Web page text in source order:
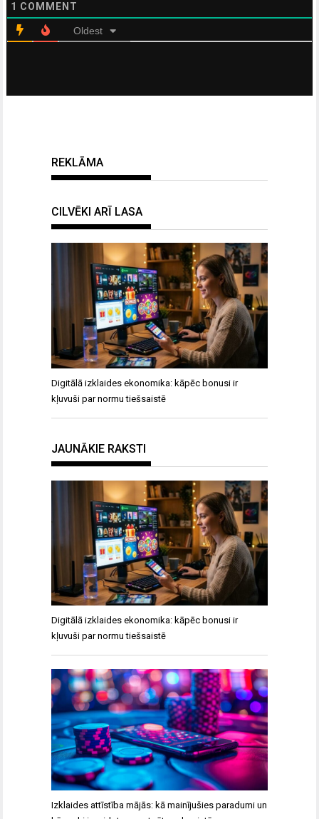
1 COMMENT
Oldest
REKLĀMA
CILVĒKI ARĪ LASA
Digitālā izklaides ekonomika: kāpēc bonusi ir
kļuvuši par normu tiešsaistē
JAUNĀKIE RAKSTI
Digitālā izklaides ekonomika: kāpēc bonusi ir
kļuvuši par normu tiešsaistē
Izklaides attīstība mājās: kā mainījušies paradumi un